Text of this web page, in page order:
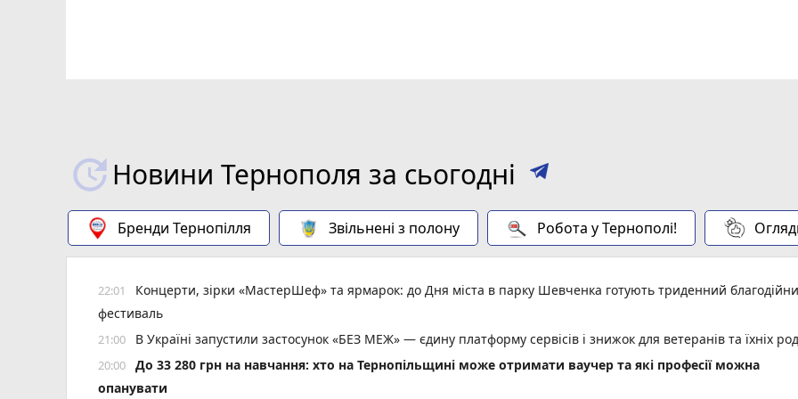
Новини Тернополя за сьогодні
Бренди Тернопілля Звільнені з полону Робота у Тернополі!
22:01
Концерти, зірки «МастерШеф» та ярмарок: до Дня міста в парку Шевченка готують триденний
фестиваль
21:00 В Україні запустили застосунок «БЕЗ МЕЖ» — єдину платформу сервісів і знижок для ветеранів та їхніх
20:00
До 33 280 грн на навчання: хто на Тернопільщині може отримати ваучер та які професії можна
опанувати